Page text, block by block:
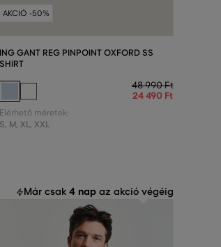
AKCIÓ -50%
ING GANT REG PINPOINT OXFORD SS
SHIRT
48 990 Ft
24 490 Ft
Elérhető méretek:
S, M, XL, XXL
Már csak 4 napaz akció végéig